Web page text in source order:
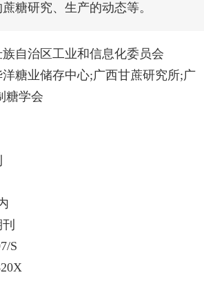
糖研究、生产的动态等。
自治区工业和信息化委员会
糖业储存中心;广西甘蔗研究所;广
糖学会
S